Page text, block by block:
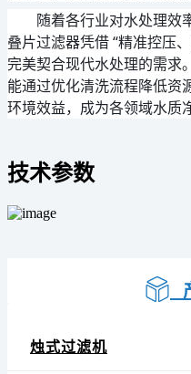
随着各行业对水处理效
叠片过滤器凭借 “精准控压
完美契合现代水处理的需求
能通过优化清洗流程降低资
环境效益，成为各领域水质
技术参数
烛式过滤机